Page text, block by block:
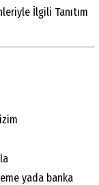
İlgili Tanıtım
yada banka